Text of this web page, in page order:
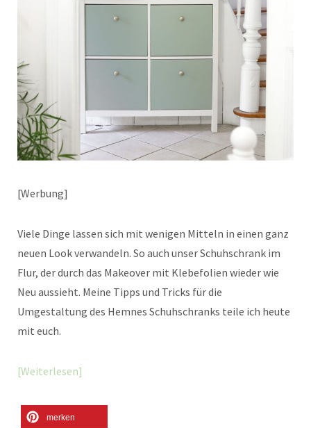
[Werbung]
Viele Dinge lassen sich mit wenigen Mitteln in einen ganz
neuen Look verwandeln. So auch unser Schuhschrank im
Flur, der durch das Makeover mit Klebefolien wieder wie
Neu aussieht. Meine Tipps und Tricks für die
Umgestaltung des Hemnes Schuhschranks teile ich heute
mit euch.
Weiterlesen
merken